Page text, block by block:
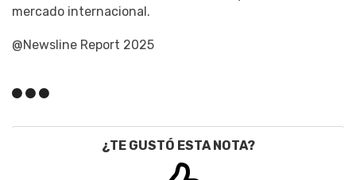
mercado internacional.
@Newsline Report 2025
¿TE GUSTÓ ESTA NOTA?